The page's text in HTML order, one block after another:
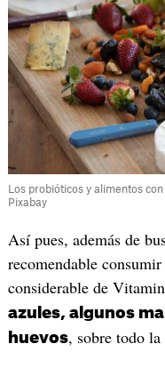
Los probióticos y alimentos
Pixabay
Así pues, además de
recomendable
considerable de
azules, algunos
huevos, sobre todo la